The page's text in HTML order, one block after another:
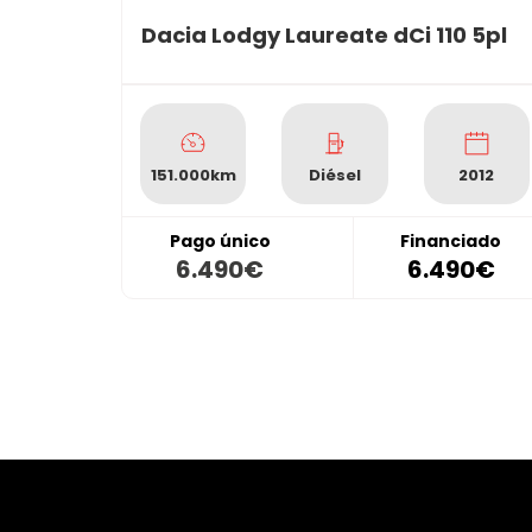
Dacia Lodgy Laureate dCi 110 5pl
151.000km Diésel 2012
Pago único
6.490€
Financiado
6.490€